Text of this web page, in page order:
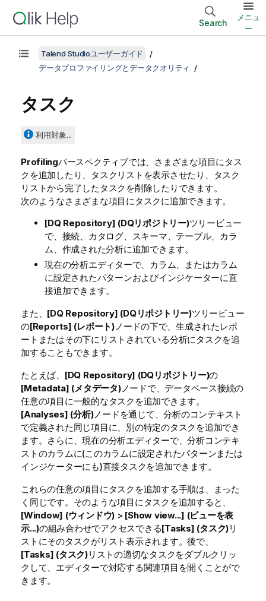
Search
メニュ
ー
Talend Studioユーザーガイド
データプロファイリングとデータクオリティ
タスク
利用対象...
Profilingパースペクティブでは、さまざまな項目にタス
クを追加したり、タスクリストを表示させたり、タスク
リストから完了したタスクを削除したりできます。
次のようなさまざまな項目にタスクに追加できます。
[DQ Repository] (DQリポジトリー)ツリービュー
で、接続、カタログ、スキーマ、テーブル、カラ
ム、作成された分析に追加できます。
現在の分析エディターで、カラム、またはカラム
に設定されたパターンおよびインジケーターに直
接追加できます。
また、 [DQ Repository] (DQリポジトリー)ツリービュー
の[Reports] (レポート)ノードの下で、生成されたレポ
ートまたはその下にリストされている分析にタスクを追
加することもできます。
たとえば、 [DQ Repository] (DQリポジトリー)の
[Metadata] (メタデータ)ノードで、データベース接続の
任意の項目に一般的なタスクを追加できます。
[Analyses] (分析)ノードを通じて、分析のコンテキスト
で定義された同じ項目に、別の特定のタスクを追加でき
ます。さらに、現在の分析エディターで、分析コンテキ
ストのカラムに(このカラムに設定されたパターンまたは
インジケーターにも)直接タスクを追加できます。
これらの任意の項目にタスクを追加する手順は、まった
く同じです。そのような項目にタスクを追加すると、
[Window] (ウィンドウ) > [Show view...] (ビューを表
示...)の組み合わせでアクセスできる[Tasks] (タスク)リ
ストにそのタスクがリスト表示されます。後で、
[Tasks] (タスク)リストの適切なタスクをダブルクリッ
クして、エディターで対応する関連項目を開くことがで
きます。